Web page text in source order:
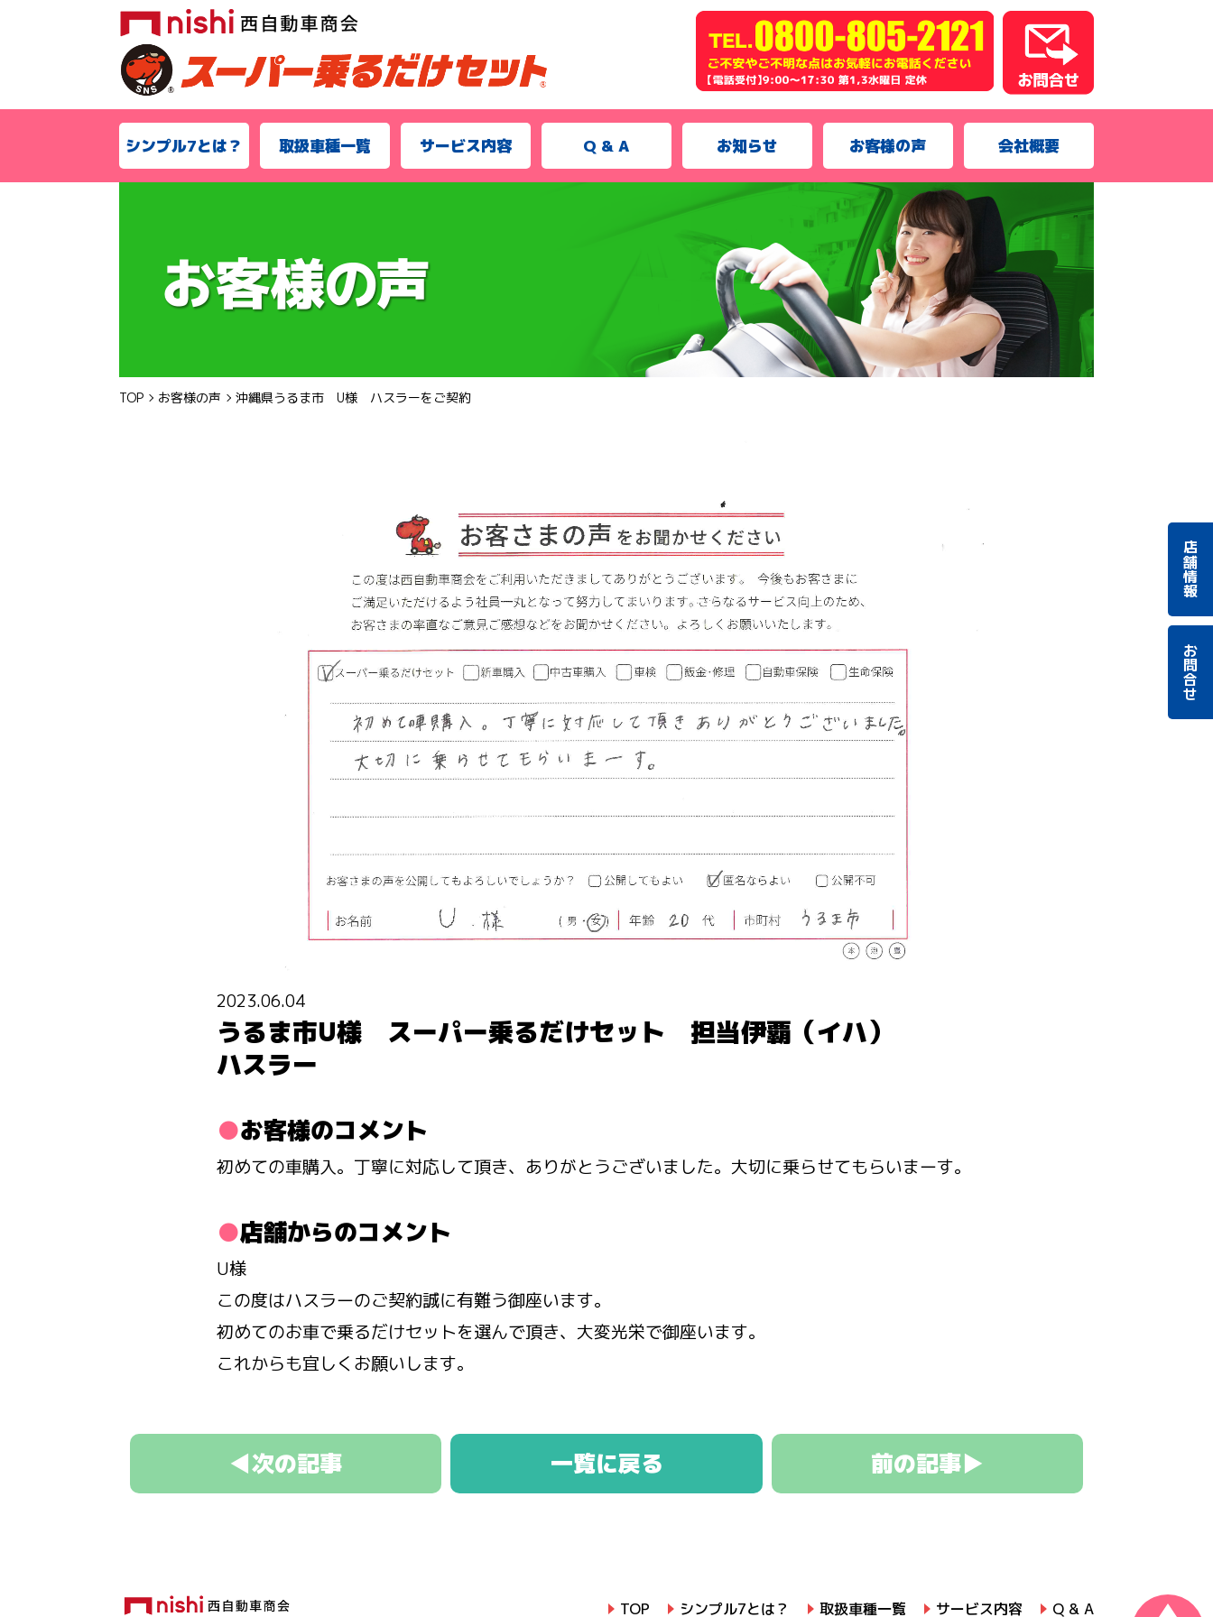
シンプル7とは？ 取扱車種一覧 サービス内容 Q & A お知らせ お客様の声 会社概要
TOP お客様の声 沖縄県うるま市 U様 ハスラーをご契約
2023.06.04
うるま市U様 スーパー乗るだけセット 担当伊覇（イハ）
ハスラー
お客様のコメント
初めての車購入。丁寧に対応して頂き、ありがとうございました。大切に乗らせてもらいまーす。
店舗からのコメント
U様
この度はハスラーのご契約誠に有難う御座います。
初めてのお車で乗るだけセットを選んで頂き、大変光栄で御座います。
これからも宜しくお願いします。
◀次の記事 一覧に戻る 前の記事▶
TOP シンプル7とは？ 取扱車種一覧 サービス内容 Q & A
店舗情報
お問合せ